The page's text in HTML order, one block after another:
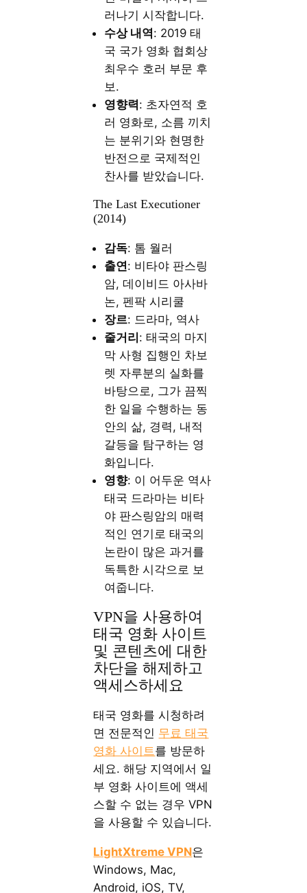
러나기 시작합니다.
수상 내역: 2019 태
국 국가 영화 협회상
최우수 호러 부문 후
보.
영향력: 초자연적 호
러 영화로, 소름 끼치
는 분위기와 현명한
반전으로 국제적인
찬사를 받았습니다.
The Last Executioner
(2014)
감독: 톰 월러
출연: 비타야 판스링
암, 데이비드 아사바
논, 펜팍 시리쿨
장르: 드라마, 역사
줄거리: 태국의 마지
막 사형 집행인 차보
렛 자루분의 실화를
바탕으로, 그가 끔찍
한 일을 수행하는 동
안의 삶, 경력, 내적
갈등을 탐구하는 영
화입니다.
영향: 이 어두운 역사
태국 드라마는 비타
야 판스링암의 매력
적인 연기로 태국의
논란이 많은 과거를
독특한 시각으로 보
여줍니다.
VPN을 사용하여
태국 영화 사이트
및 콘텐츠에 대한
차단을 해제하고
액세스하세요
태국 영화를 시청하려
면 전문적인 무료 태국
영화 사이트를 방문하
세요. 해당 지역에서 일
부 영화 사이트에 액세
스할 수 없는 경우 VPN
을 사용할 수 있습니다.
LightXtreme VPN은
Windows, Mac,
Android, iOS, TV,